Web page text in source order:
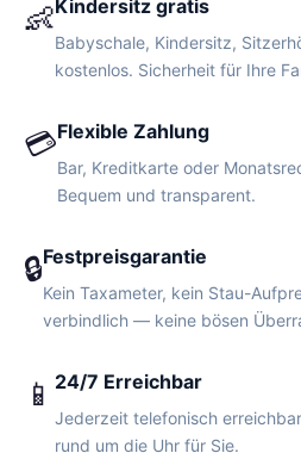
👶Kindersitz gratis
Babyschale, Kindersitz,
kostenlos. Sicherheit für Ihre
💳Flexible Zahlung
Bar, Kreditkarte oder
Bequem und transparent.
🔒Festpreisgarantie
Kein Taxameter, kein Stau-
verbindlich — keine bösen
📱 24/7 Erreichbar
Jederzeit telefonisch
rund um die Uhr für Sie.